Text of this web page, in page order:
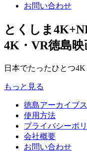
お問い合わせ
とくしま
4K・VR徳島映
日本でたったひとつ
もっと見る
徳島アーカイブ
使用方法
プライバシーポ
会社概要
お問い合わせ